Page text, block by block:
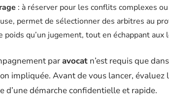
: à réserver pour les conflits complexes
permet de sélectionner des arbitres au
poids qu’un jugement, tout en échappant aux
paravocat n’est requis que
impliquée. Avant de vous lancer, évaluez
d’une démarche confidentielle et rapide.